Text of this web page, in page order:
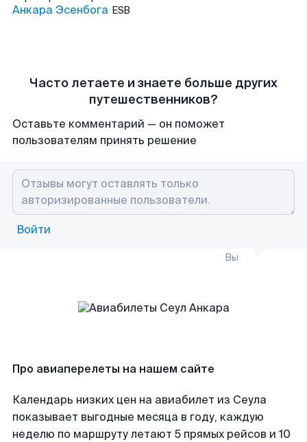
Анкара Эсенбога ESB
Часто летаете и знаете больше других
путешественников?
Оставьте комментарий — он поможет
пользователям принять решение
Войти
Вы
Про авиаперелеты на нашем сайте
Календарь низких цен на авиабилет из Сеула
показывает выгодные месяца в году, каждую
неделю по маршруту летают 5 прямых рейсов и 10